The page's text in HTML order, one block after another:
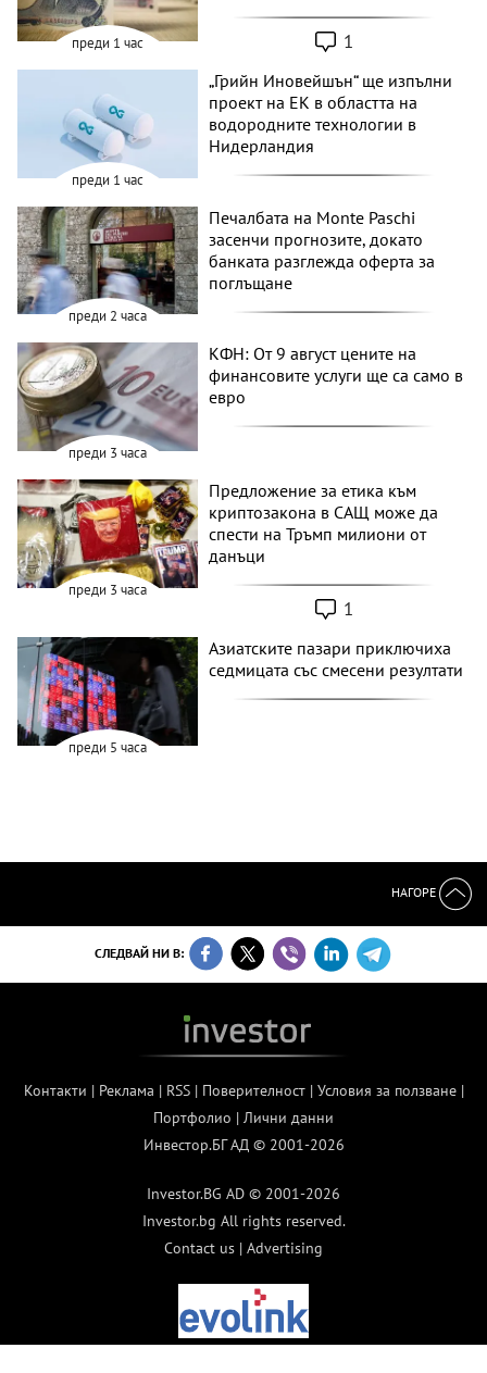
преди 1 час 1
преди 1 час
„Грийн Иновейшън“ ще изпълни
проект на ЕК в областта на
водородните технологии в
Нидерландия
преди 2 часа
Печалбата на Monte Paschi
засенчи прогнозите, докато
банката разглежда оферта за
поглъщане
преди 3 часа
КФН: От 9 август цените на
финансовите услуги ще са само в
евро
преди 3 часа
Предложение за етика към
криптозакона в САЩ може да
спести на Тръмп милиони от
данъци
1
преди 5 часа
Азиатските пазари приключиха
седмицата със смесени резултати
НАГОРЕ
СЛЕДВАЙ НИ В:
Контакти | Реклама | RSS| Поверителност| Условия за ползване|
Портфолио | Лични данни
Инвестор.БГ АД © 2001-2026
Investor.BG AD © 2001-2026
Investor.bg All rights reserved.
Contact us | Advertising